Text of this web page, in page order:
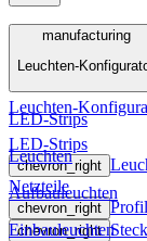
Menü
manufacturing
Leuchten-
LED-Strips
chevron_right
Netzteile
chevron_right
chevron_right
manufacturing
Leuchten-
LED-Strips
Leuchten
Aufbauleuchten
Einbauleuchten